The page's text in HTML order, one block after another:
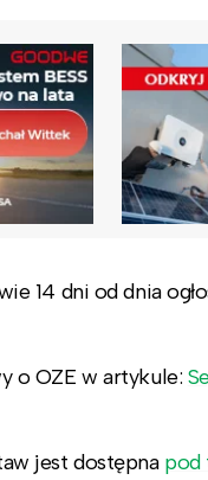
14 dni od dnia
o OZE w artykule:
jest dostępna pod